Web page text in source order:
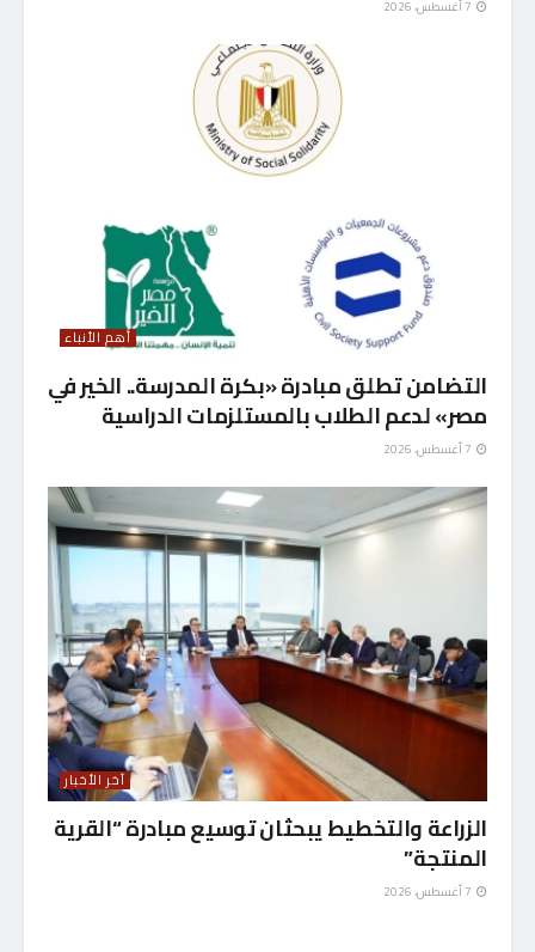
أهم الأنباء
التضامن تطلق مبادرة «بكرة المدرسة.. الخير في
مصر» لدعم الطلاب بالمستلزمات الدراسية
آخر الأخبار
الزراعة والتخطيط يبحثان توسيع مبادرة “القرية
المنتجة”